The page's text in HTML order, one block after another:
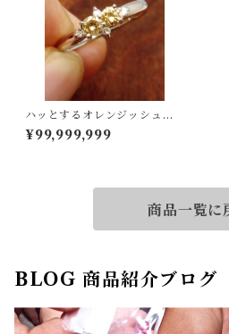
ハッとするオレンジッシュイ
エローダイヤ！Pt900ダイヤ
リング 12号
¥99,999,999
商品一覧に
BLOG 商品紹介ブログ